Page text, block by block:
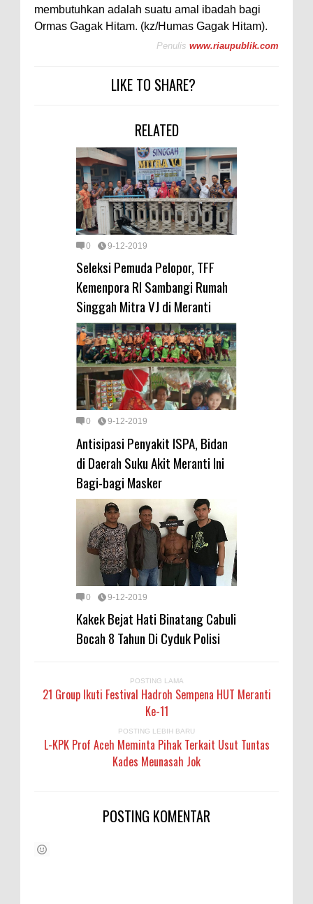
membutuhkan adalah suatu amal ibadah bagi
Ormas Gagak Hitam. (kz/Humas Gagak Hitam).
Penulis www.riaupublik.com
LIKE TO SHARE?
RELATED
0 9-12-2019
Seleksi Pemuda Pelopor, TFF
Kemenpora RI Sambangi Rumah
Singgah Mitra VJ di Meranti
0 9-12-2019
Antisipasi Penyakit ISPA, Bidan
di Daerah Suku Akit Meranti Ini
Bagi-bagi Masker
0 9-12-2019
Kakek Bejat Hati Binatang Cabuli
Bocah 8 Tahun Di Cyduk Polisi
POSTING LAMA
21 Group Ikuti Festival Hadroh Sempena HUT Meranti
Ke-11
POSTING LEBIH BARU
L-KPK Prof Aceh Meminta Pihak Terkait Usut Tuntas
Kades Meunasah Jok
POSTING KOMENTAR